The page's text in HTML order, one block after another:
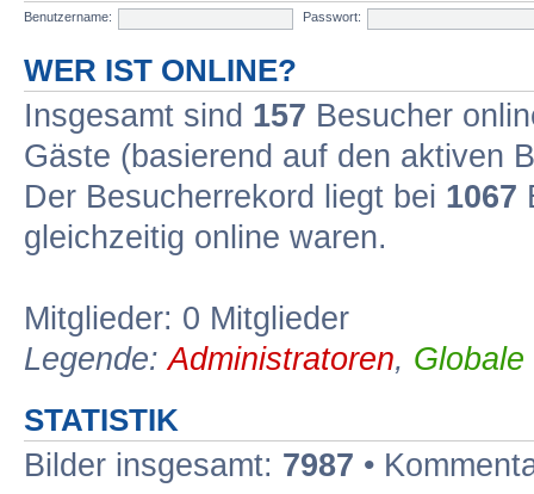
Benutzername:
Passwort:
WER IST ONLINE?
Insgesamt sind 157 Besucher
Gäste (basierend auf den aktiven
Der Besucherrekord liegt bei 1067
gleichzeitig online waren.
Mitglieder: 0 Mitglieder
Legende:Administratoren,
STATISTIK
Bilder insgesamt: 7987 •